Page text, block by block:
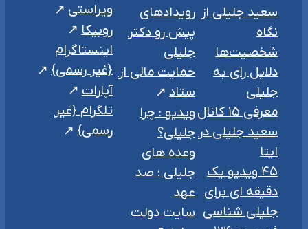
سعید جلیلی از
نگاه
شخصیت‌ها
دلایل رای به
جلیلی
معرفی ۱۵ کانال
سعید جلیلی در
ایتا
۴۵ ویدیو یک
دقیقه ای برای
جلیلی شناسی
رویدادهای
پیش رو دکتر
جلیلی
حمایت مالی از
ستاد
ویدیو : چرا
جلیلی؟
وعده های
جلیلی ؛ صد
عهد
سایت دولت
ویراستی
روبیکا
اینستاگرام
{غیر رسمی}
آپارات
تلگرام {غیر
رسمی}